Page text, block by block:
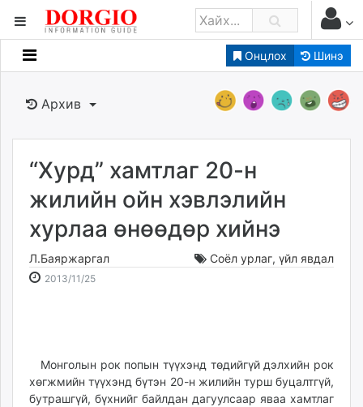
Онцлох Шинэ
Мэдээллийн
Банк санхүү
Бизнес ААН
Төрийн
Нийслэлийн
dorgio.mn
Gogo.mn
caak.mn
mnb.mn
Архив
“Хурд” хамтлаг 20-н
жилийн ойн хэвлэлийн
хурлаа өнөөдөр хийнэ
Л.Баяржаргал Соёл урлаг, үйл явдал
2013/11/252013-
2026-
Монголын рок попын түүхэнд төдийгүй дэлхийн рок
хөгжмийн түүхэнд бүтэн 20-н жилийн турш буцалтгүй,
бутрашгүй, бүхнийг байлдан дагуулсаар яваа хамтлаг